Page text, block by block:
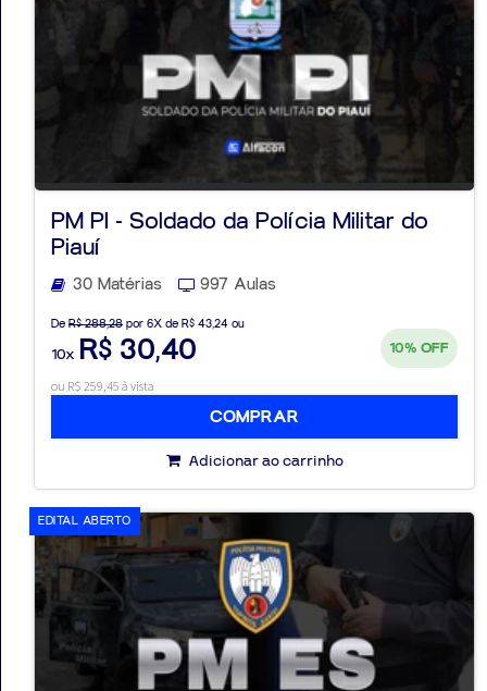
PM PI - Soldado da Polícia Militar do
Piauí
30 Matérias 997 Aulas
De R$ 288,28 por 6X de R$ 43,24 ou
10x R$ 30,40 10% OFF
ou R$ 259,45 à vista
COMPRAR
Adicionar ao carrinho
EDITAL ABERTO